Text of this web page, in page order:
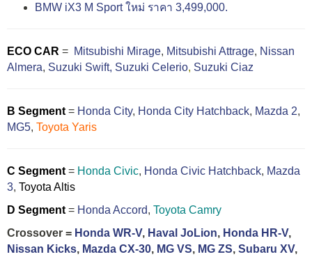
BMW iX3 M Sport ใหม่ ราคา 3,499,000.
ECO CAR = Mitsubishi Mirage, Mitsubishi Attrage, Nissan
Almera, Suzuki Swift, Suzuki Celerio, Suzuki Ciaz
B Segment = Honda City, Honda City Hatchback, Mazda 2,
MG5, Toyota Yaris
C Segment = Honda Civic, Honda Civic Hatchback, Mazda
3, Toyota Altis
D Segment = Honda Accord, Toyota Camry
Crossover = Honda WR-V, Haval JoLion, Honda HR-V,
Nissan Kicks, Mazda CX-30, MG VS, MG ZS, Subaru XV,